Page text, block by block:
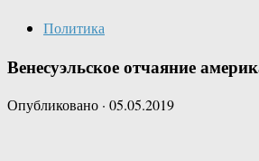
Политика
Венесуэльское отчаяние
Опубликовано · 05.05.2019